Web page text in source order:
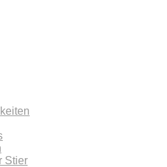
Stier